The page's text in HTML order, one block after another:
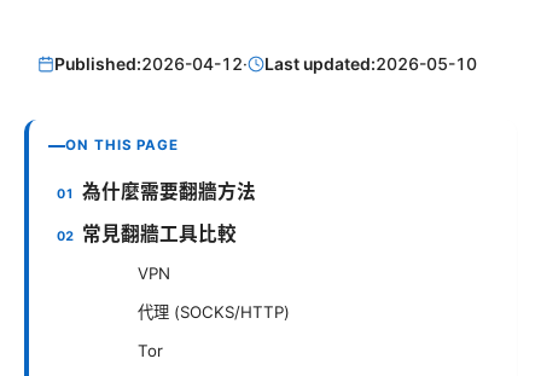
Published:2026-04-12· Last updated:2026-05-10
ON THIS PAGE
為什麼需要翻牆方法
常見翻牆工具比較
VPN
代理 (SOCKS/HTTP)
Tor